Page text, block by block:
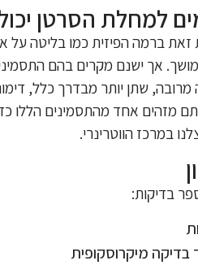
למחלת הסרטן
זאת ברמה הפיזית כמו בליטה על
אך ישנם מקרים בהם
שתן יותר מבדרך כלל,
מזהים אחד מהתסמינים הללו
במרכז הווטרינרי.
בדיקות:
מיקרוסקופית